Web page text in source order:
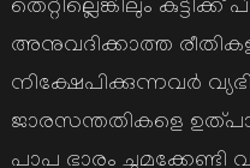
തെറ്റില്ലെങ്കിലും
അനുവദിക്കാത്ത
നിക്ഷേപിക്കുന്നവര്‍
ജാരസന്തതികളെ
പാപ ഭാരം